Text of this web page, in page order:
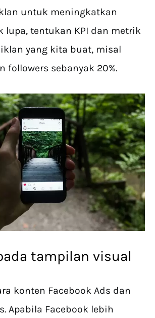
untuk meningkatkan
lupa, tentukan KPI dan metrik
yang kita buat, misal
followers sebanyak 20%.
tampilan visual
konten Facebook Ads dan
Apabila Facebook lebih